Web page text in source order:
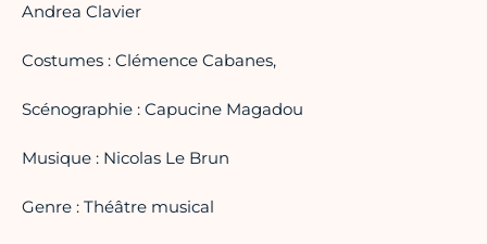
Andrea Clavier
Costumes : Clémence Cabanes,
Scénographie : Capucine Magadou
Musique : Nicolas Le Brun
Genre : Théâtre musical